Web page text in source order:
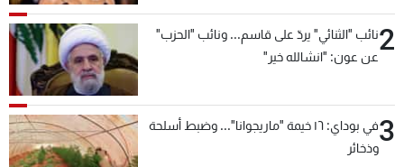
2نائب "الثنائي" يردّ على قاسم... ونائب "الحزب"
عن عون: "انشالله خير"
3
في بوداي: ١٦ خيمة "ماريجوانا"... وضبط أسلحة
وذخائر